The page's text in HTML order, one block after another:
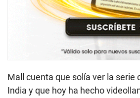
Mall cuenta que solía ver la serie
India y que hoy ha hecho